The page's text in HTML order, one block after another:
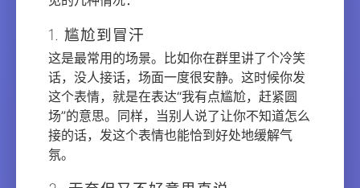
1. 尴尬到冒汗
这是最常用的场景。比如你在群里讲了个冷笑
话，没人接话，场面一度很安静。这时候你发
这个表情，就是在表达“我有点尴尬，赶紧圆
场”的意思。同样，当别人说了让你不知道怎么
接的话，发这个表情也能恰到好处地缓解气
氛。